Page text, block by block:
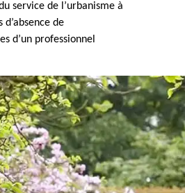
service de l’urbanisme à
de
d’un professionnel